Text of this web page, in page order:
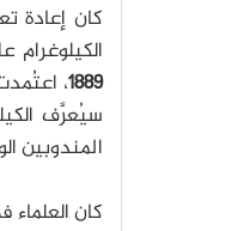
كان إعادة
1889،
سيُعرَّف
المندوبين
كان